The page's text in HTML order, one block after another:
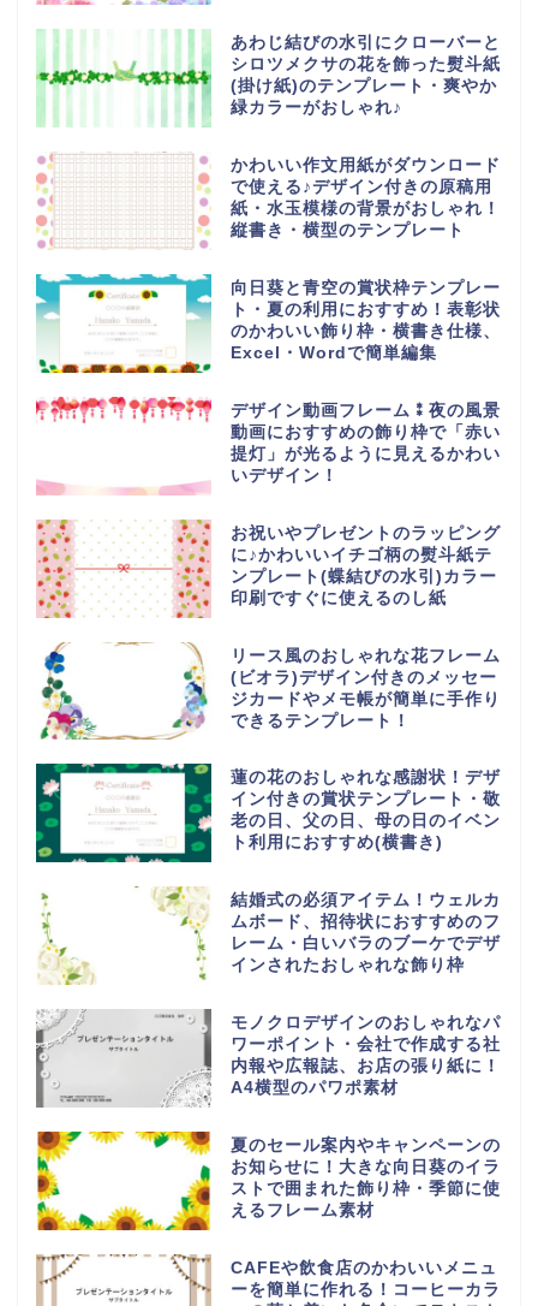
あわじ結びの水引にクローバーと
シロツメクサの花を飾った熨斗紙
(掛け紙)のテンプレート・爽やか
緑カラーがおしゃれ♪
かわいい作文用紙がダウンロード
で使える♪デザイン付きの原稿用
紙・水玉模様の背景がおしゃれ！
縦書き・横型のテンプレート
向日葵と青空の賞状枠テンプレー
ト・夏の利用におすすめ！表彰状
のかわいい飾り枠・横書き仕様、
Excel・Wordで簡単編集
デザイン動画フレーム⁑夜の風景
動画におすすめの飾り枠で「赤い
提灯」が光るように見えるかわい
いデザイン！
お祝いやプレゼントのラッピング
に♪かわいいイチゴ柄の熨斗紙テ
ンプレート(蝶結びの水引)カラー
印刷ですぐに使えるのし紙
リース風のおしゃれな花フレーム
(ビオラ)デザイン付きのメッセー
ジカードやメモ帳が簡単に手作り
できるテンプレート！
蓮の花のおしゃれな感謝状！デザ
イン付きの賞状テンプレート・敬
老の日、父の日、母の日のイベン
ト利用におすすめ(横書き)
結婚式の必須アイテム！ウェルカ
ムボード、招待状におすすめのフ
レーム・白いバラのブーケでデザ
インされたおしゃれな飾り枠
モノクロデザインのおしゃれなパ
ワーポイント・会社で作成する社
内報や広報誌、お店の張り紙に！
A4横型のパワポ素材
夏のセール案内やキャンペーンの
お知らせに！大きな向日葵のイラ
ストで囲まれた飾り枠・季節に使
えるフレーム素材
CAFEや飲食店のかわいいメニュ
ーを簡単に作れる！コーヒーカラ